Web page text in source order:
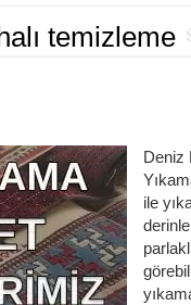
temizleme
Deniz
ile